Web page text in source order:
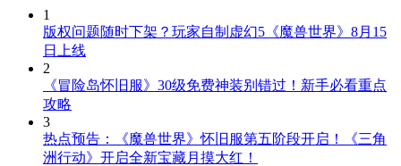
1
版权问题随时下架？玩家自制虚幻5《魔兽世界》8月15
日上线
2
《冒险岛怀旧服》30级免费神装别错过！新手必看重点
攻略
3
热点预告：《魔兽世界》怀旧服第五阶段开启！《三角
洲行动》开启全新宝藏月摸大红！